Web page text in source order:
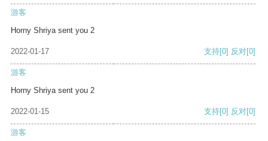
游客
Horny Shriya sent you 2
2022-01-17 支持[0] 反对[0]
游客
Horny Shriya sent you 2
2022-01-15 支持[0] 反对[0]
游客